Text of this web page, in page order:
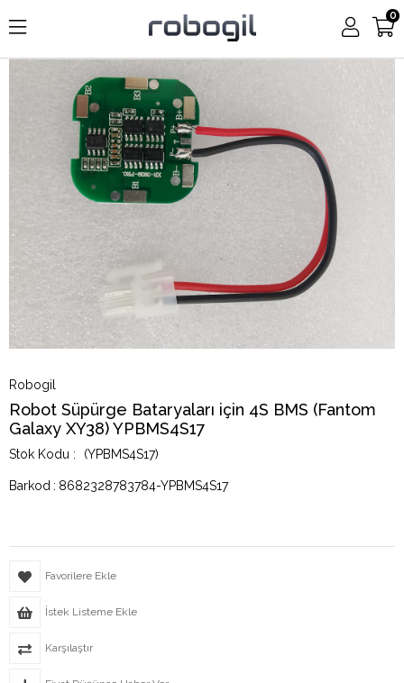
0
Robogil
Robot Süpürge Bataryaları için 4S BMS (Fantom
Galaxy XY38) YPBMS4S17
(YPBMS4S17)
Barkod : 8682328783784-YPBMS4S17
Favorilere Ekle
İstek Listeme Ekle
Karşılaştır